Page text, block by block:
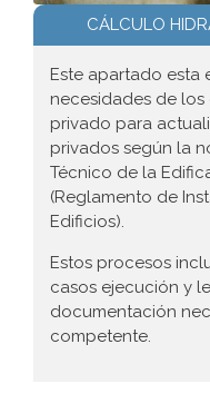
CÁLCULO
Este apartado esta
necesidades de
privado para
privados según la
Técnico de la
(Reglamento de
Edificios).
Estos procesos
casos ejecución y
documentación
competente.